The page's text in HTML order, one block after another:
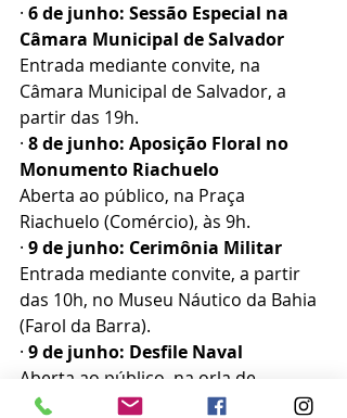
· 6 de junho: Sessão Especial na
Câmara Municipal de Salvador
Entrada mediante convite, na
Câmara Municipal de Salvador, a
partir das 19h.
· 8 de junho: Aposição Floral no
Monumento Riachuelo
Aberta ao público, na Praça
Riachuelo (Comércio), às 9h.
· 9 de junho: Cerimônia Militar
Entrada mediante convite, a partir
das 10h, no Museu Náutico da Bahia
(Farol da Barra).
· 9 de junho: Desfile Naval
Aberta ao público, na orla de
Salvador (orla Barra - Ondina), a